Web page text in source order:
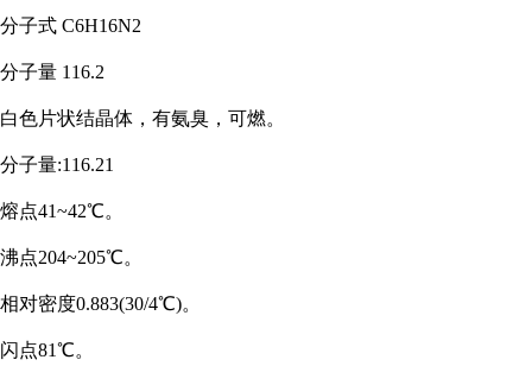
分子式 C6H16N2
分子量 116.2
白色片状结晶体，有氨臭，可燃。
分子量:116.21
熔点41~42℃。
沸点204~205℃。
相对密度0.883(30/4℃)。
闪点81℃。